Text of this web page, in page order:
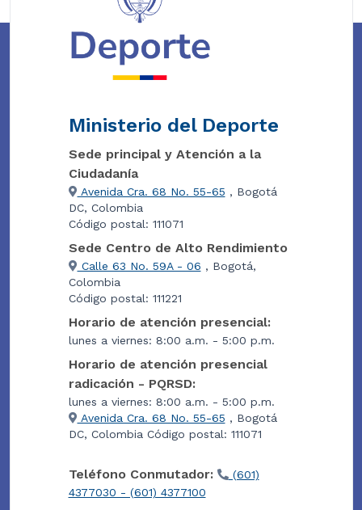
Ministerio del Deporte
Sede principal y Atención a la
Ciudadanía
Avenida Cra. 68 No. 55-65 , Bogotá
DC, Colombia
Código postal: 111071
Sede Centro de Alto Rendimiento
Calle 63 No. 59A - 06 , Bogotá,
Colombia
Código postal: 111221
Horario de atención presencial:
lunes a viernes: 8:00 a.m. - 5:00 p.m.
Horario de atención presencial
radicación - PQRSD:
lunes a viernes: 8:00 a.m. - 5:00 p.m.
Avenida Cra. 68 No. 55-65 , Bogotá
DC, Colombia Código postal: 111071
Teléfono Conmutador:
(601)
4377030 - (601) 4377100